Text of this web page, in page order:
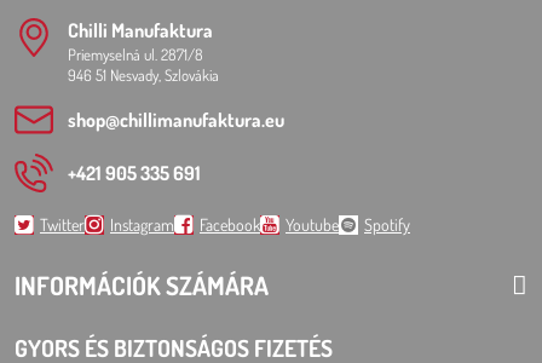
Chilli Manufaktura
Priemyselná ul. 2871/8
946 51 Nesvady, Szlovákia
shop​@chillimanufaktura​.eu
+421 905 335 691
Twitter Instagram Facebook Youtube Spotify
INFORMÁCIÓK SZÁMÁRA
GYORS ÉS BIZTONSÁGOS FIZETÉS